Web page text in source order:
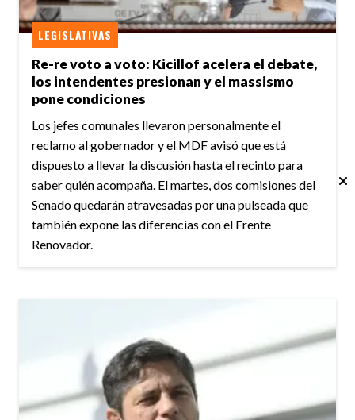
Re-re voto a voto: Kicillof acelera el debate,
los intendentes presionan y el massismo
pone condiciones
LEGISLATIVAS
Los jefes comunales llevaron personalmente el
reclamo al gobernador y el MDF avisó que está
dispuesto a llevar la discusión hasta el recinto para
saber quién acompaña. El martes, dos comisiones del
Senado quedarán atravesadas por una pulseada que
también expone las diferencias con el Frente
Renovador.